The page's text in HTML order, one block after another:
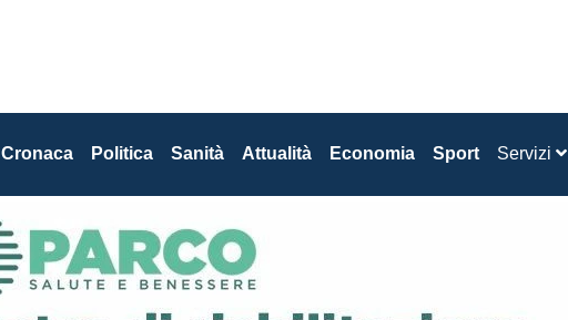
Cronaca Politica Sanità Attualità Economia Sport Servizi